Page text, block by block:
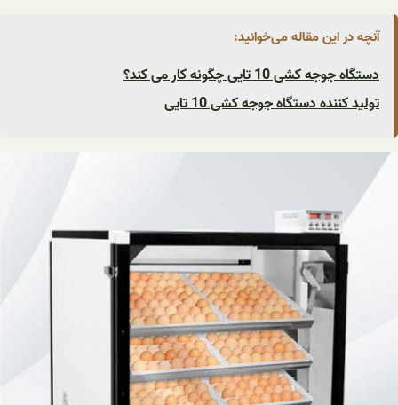
آنچه در این مقاله می‌خوانید:
دستگاه جوجه کشی 10 تایی چگونه کار می کند؟
تولید کننده دستگاه جوجه کشی 10 تایی